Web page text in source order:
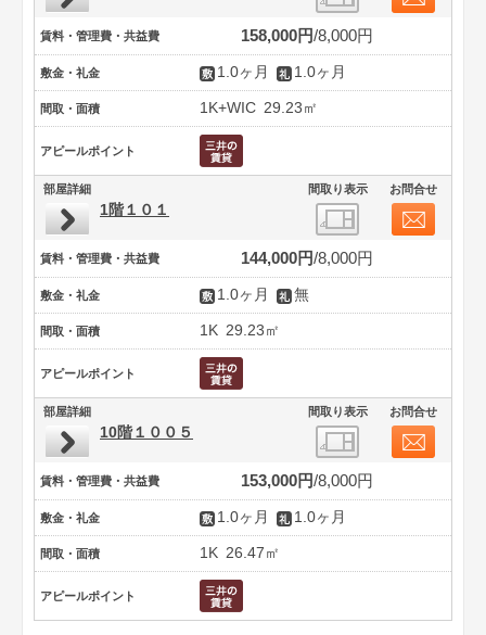
賃料・管理費・共益費 158,000円 8,000円
敷金・礼金 1.0ヶ月 1.0ヶ月
間取・面積 1K+WIC 29.23㎡
アピールポイント
部屋詳細 間取り表示 お問合せ
1階１０１
賃料・管理費・共益費 144,000円 8,000円
敷金・礼金 1.0ヶ月 無
間取・面積 1K 29.23㎡
アピールポイント
部屋詳細 間取り表示 お問合せ
10階１００５
賃料・管理費・共益費 153,000円 8,000円
敷金・礼金 1.0ヶ月 1.0ヶ月
間取・面積 1K 26.47㎡
アピールポイント